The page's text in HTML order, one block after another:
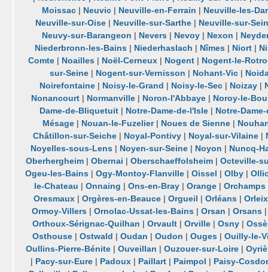
Moissac| Neuvic| Neuville-en-Ferrain | Neuville-les-
Neuville-sur-Oise | Neuville-sur-Sarthe | Neuville-sur-
Neuvy-sur-Barangeon | Nevers | Nevoy | Nexon |
Niederbronn-les-Bains| Niederhaslach | Nîmes| Niort|
Comte| Noailles| Noël-Cerneux| Nogent| Nogent-le-
sur-Seine| Nogent-sur-Vernisson | Nohant-Vic|
Noirefontaine | Noisy-le-Grand | Noisy-le-Sec | Noizay |
Nonancourt | Normanville | Noron-l'Abbaye | Noroy-le-
Dame-de-Bliquetuit | Notre-Dame-de-l'Isle | Notre-
Mésage | Nouan-le-Fuzelier| Noues de Sienne |
Châtillon-sur-Seiche | Noyal-Pontivy | Noyal-sur-Vilaine |
Noyelles-sous-Lens | Noyen-sur-Seine | Noyon | Nuncq-
Oberhergheim |Obernai |Oberschaeffolsheim |Octeville-
Ogeu-les-Bains |Ogy-Montoy-Flanville |Oissel |Olby |
le-Chateau | Onnaing | Ons-en-Bray| Orange| Orchamps
Oresmaux| Orgères-en-Beauce| Orgueil | Orléans| Orleix
Ormoy-Villers |Ornolac-Ussat-les-Bains |Orsan |Orsans
Orthoux-Sérignac-Quilhan | Orvault| Orville| Osny|
Osthouse |Ostwald |Oudan |Oudon |Ouges |Ouilly-le-
Oullins-Pierre-Bénite| Ouveillan | Ouzouer-sur-Loire|
| Pacy-sur-Eure| Padoux| Paillart| Paimpol | Paisy-